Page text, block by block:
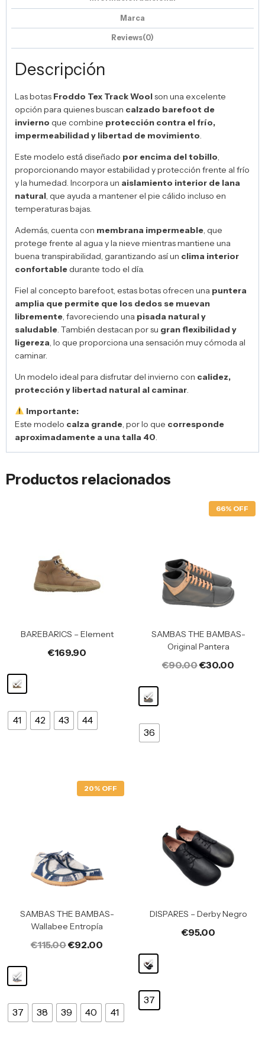
Marca
Reviews(0)
Descripción
Las botas Froddo Tex Track Woolson una excelente
opción para quienes buscan calzado barefoot de
invierno que combine protección contra el frío,
impermeabilidad y libertad de movimiento.
Este modelo está diseñado por encima del tobillo,
proporcionando mayor estabilidad y protección frente al frío
y la humedad. Incorpora un aislamiento interior de lana
natural, que ayuda a mantener el pie cálido incluso en
temperaturas bajas.
Además, cuenta con membrana impermeable, que
protege frente al agua y la nieve mientras mantiene una
buena transpirabilidad, garantizando así un clima interior
confortabledurante todo el día.
Fiel al concepto barefoot, estas botas ofrecen una puntera
amplia que permite que los dedos se muevan
libremente, favoreciendo una pisada natural y
saludable. También destacan por su gran flexibilidad y
ligereza, lo que proporciona una sensación muy cómoda al
caminar.
Un modelo ideal para disfrutar del invierno con calidez,
protección y libertad natural al caminar.
Importante:
Este modelo calza grande, por lo que corresponde
aproximadamente a una talla 40.
Productos relacionados
BAREBARICS – Element
€169.90
41 42 43 44
66% OFF
SAMBAS THE BAMBAS-
Original Pantera
€90.00€30.00
36
20% OFF
SAMBAS THE BAMBAS-
Wallabee Entropía
€115.00€92.00
37 38 39 40 41
DISPARES – Derby Negro
€95.00
37